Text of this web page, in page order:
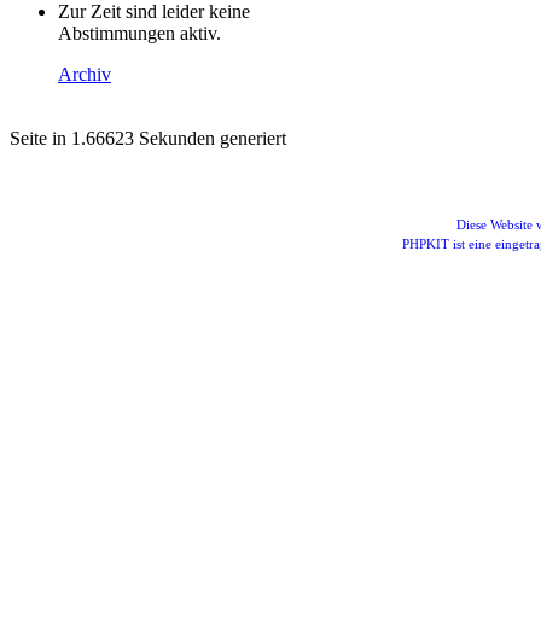
Zur Zeit sind leider keine
Abstimmungen aktiv.
Archiv
Seite in 1.66623 Sekunden generiert
Diese Website
PHPKIT ist eine